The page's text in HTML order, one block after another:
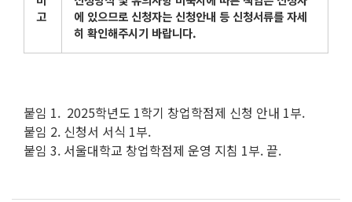
고
에 있으므로 신청자는 신청안내 등 신청서류를 자세
히 확인해주시기 바랍니다.
붙임 1. 2025학년도 1학기 창업학점제 신청 안내 1부.
붙임 2. 신청서 서식 1부.
붙임 3. 서울대학교 창업학점제 운영 지침 1부. 끝.